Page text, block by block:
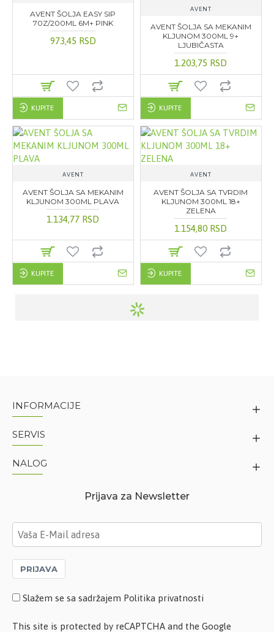
AVENT ŠOLJA EASY SIP
70Z/200ML 6M+ PINK
973,45 RSD
KUPITE
AVENT
AVENT ŠOLJA SA MEKANIM
KLJUNOM 300ML 9+
LJUBIČASTA
1.203,75 RSD
KUPITE
AVENT
AVENT ŠOLJA SA MEKANIM
KLJUNOM 300ML PLAVA
1.134,77 RSD
KUPITE
AVENT
AVENT ŠOLJA SA TVRDIM
KLJUNOM 300ML 18+
ZELENA
1.154,80 RSD
KUPITE
INFORMACIJE
SERVIS
NALOG
Prijava za Newsletter
PRIJAVA
Slažem se sa sadržajem Politika privatnosti
This site is protected by reCAPTCHA and the Google